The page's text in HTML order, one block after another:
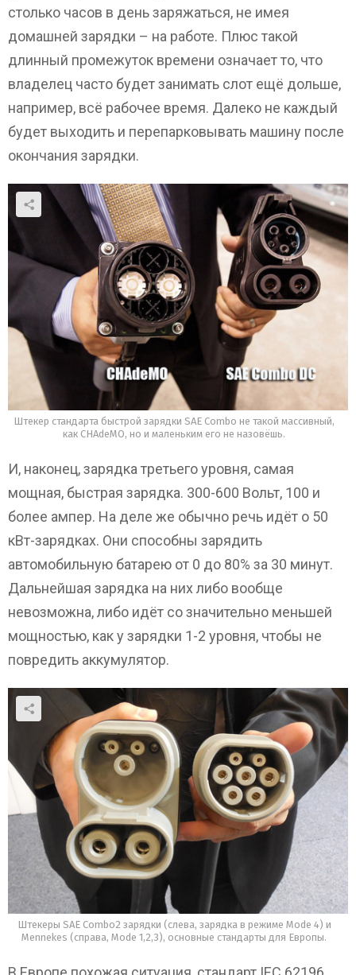
столько часов в день заряжаться, не имея
домашней зарядки – на работе. Плюс такой
длинный промежуток времени означает то, что
владелец часто будет занимать слот ещё дольше,
например, всё рабочее время. Далеко не каждый
будет выходить и перепарковывать машину после
окончания зарядки.
Штекер стандарта быстрой зарядки SAE Combo не такой массивный,
как CHAdeMO, но и маленьким его не назовёшь.
И, наконец, зарядка третьего уровня, самая
мощная, быстрая зарядка. 300-600 Вольт, 100 и
более ампер. На деле же обычно речь идёт о 50
кВт-зарядках. Они способны зарядить
автомобильную батарею от 0 до 80% за 30 минут.
Дальнейшая зарядка на них либо вообще
невозможна, либо идёт со значительно меньшей
мощностью, как у зарядки 1-2 уровня, чтобы не
повредить аккумулятор.
Штекеры SAE Combo2 зарядки (слева, зарядка в режиме Mode 4) и
Mennekes (справа, Mode 1,2,3), основные стандарты для Европы.